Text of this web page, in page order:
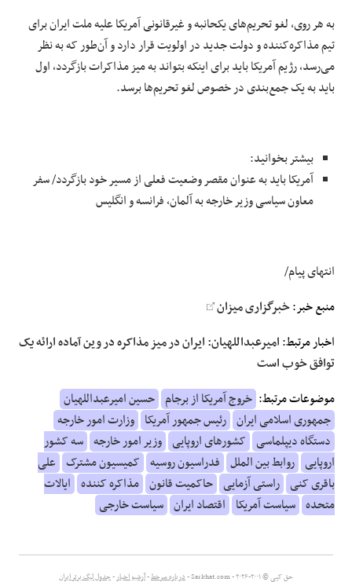
به هر روی، لغو تحریم‌‎های یکحانبه و غیرقانونی آمریکا علیه ملت ایران برای
تیم مذاکره‌کننده و دولت جدید در اولویت قرار دارد و آن‌طور که به نظر
می‌رسد، رژیم آمریکا باید برای اینکه بتواند به میز مذاکرات بازگردد، اول
باید به یک جمع‌بندی در خصوص لغو تحریم‌ها برسد.
بیشتر بخوانید:
آمریکا باید به عنوان مقصر وضعیت فعلی از مسیر خود بازگردد/ سفر
معاون سیاسی وزیر خارجه به آلمان، فرانسه و انگلیس
انتهای پیام/
منبع خبر:خبرگزاری میزان
اخبار مرتبط:امیرعبداللهیان: ایران در میز مذاکره در وین آماده ارائه یک
توافق خوب است
موضوعات مرتبط: خروج آمریکا از برجام حسین امیرعبداللهیان
جمهوری اسلامی ایران رئیس جمهور آمریکا وزارت امور خارجه
دستگاه دیپلماسی کشورهای اروپایی وزیر امور خارجه سه کشور
اروپایی روابط بین الملل فدراسیون روسیه کمیسیون مشترک علی
باقری کنی راستی آزمایی حاکمیت قانون مذاکره کننده ایالات
متحده سیاست آمریکا اقتصاد ایران سیاست خارجی
حق کپی © ۲۰۰۱-۲۰۲۶ - Sarkhat.com - درباره سرخط-آرشیو اخبار-جدول لیگ برتر ایران